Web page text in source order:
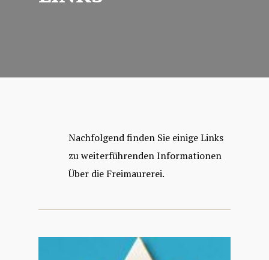
Nachfolgend finden Sie einige Links
zu weiterführenden Informationen
Über die Freimaurerei.